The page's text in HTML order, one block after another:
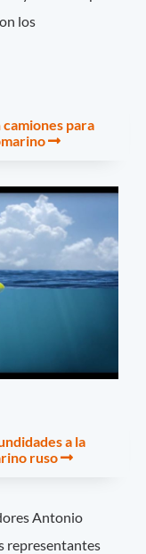
los
para
a la
ruso
Antonio
representantes